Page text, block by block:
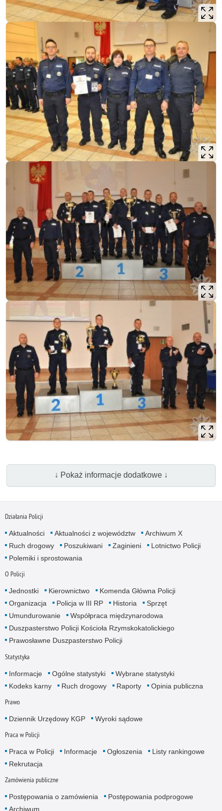
↓ Pokaż informacje dodatkowe ↓
Działania Policji
Aktualności Aktualności z województw
Archiwum X
Ruch drogowy
Poszukiwani Zaginieni
Lotnictwo Policji
Polemiki i sprostowania
O Policji
Jednostki Kierownictwo
Komenda Główna Policji
Organizacja
Policja w III RP Historia
Sprzęt
Umundurowanie
Współpraca międzynarodowa
Duszpasterstwo Policji Kościoła Rzymskokatolickiego
Prawosławne Duszpasterstwo Policji
Statystyka
Informacje Ogólne statystyki
Wybrane statystyki
Kodeks karny
Ruch drogowy Raporty Opinia publiczna
Prawo
Dziennik Urzędowy KGP Wyroki sądowe
Praca w Policji
Praca w Policji Informacje Ogłoszenia
Listy rankingowe
Rekrutacja
Zamówienia publiczne
Postępowania o zamówienia
Postępowania podprogowe
Archiwum